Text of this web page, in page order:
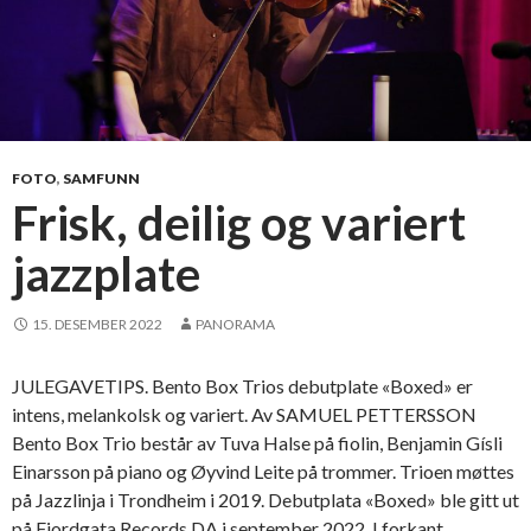
FOTO, SAMFUNN
Frisk, deilig og variert
jazzplate
15. DESEMBER 2022 PANORAMA
JULEGAVETIPS. Bento Box Trios debutplate «Boxed» er
intens, melankolsk og variert. Av SAMUEL PETTERSSON
Bento Box Trio består av Tuva Halse på fiolin, Benjamin Gísli
Einarsson på piano og Øyvind Leite på trommer. Trioen møttes
på Jazzlinja i Trondheim i 2019. Debutplata «Boxed» ble gitt ut